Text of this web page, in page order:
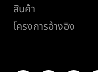
สินค้า
โครงการอ้างอิง